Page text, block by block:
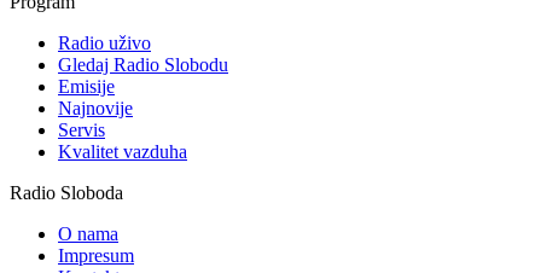
Radio uživo
Gledaj Radio Slobodu
Emisije
Najnovije
Servis
Kvalitet vazduha
Radio Sloboda
O nama
Impresum